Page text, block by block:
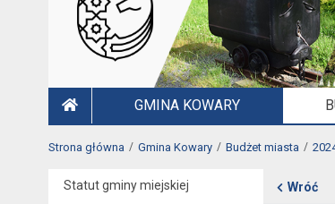
GMINA KOWARY
Strona główna Gmina Kowary Budżet miasta
Statut gminy miejskiej Wróć